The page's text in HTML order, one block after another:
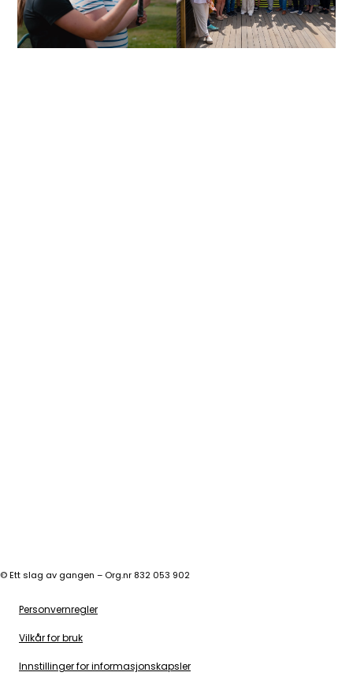
©Ett slag av gangen – Org.nr 832 053 902
Personvernregler
Vilkår for bruk
Innstillinger for informasjonskapsler